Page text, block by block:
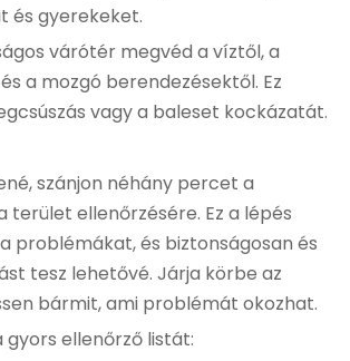
és gyerekeket.
várótér megvéd a víztől, a
a mozgó berendezésektől. Ez
vagy a baleset kockázatát.
szánjon néhány percet a
terület ellenőrzésére. Ez a lépés
problémákat, és biztonságosan és
tesz lehetővé. Járja körbe az
bármit, ami problémát okozhat.
gyors ellenőrző listát: